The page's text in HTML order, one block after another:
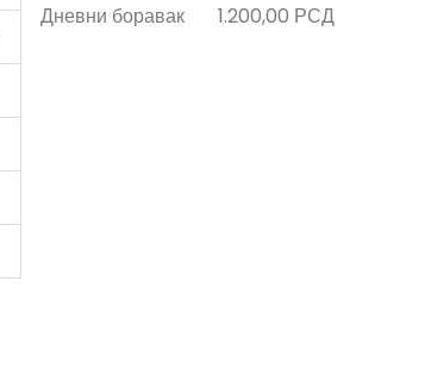
Дневни боравак 1.200,00 РСД